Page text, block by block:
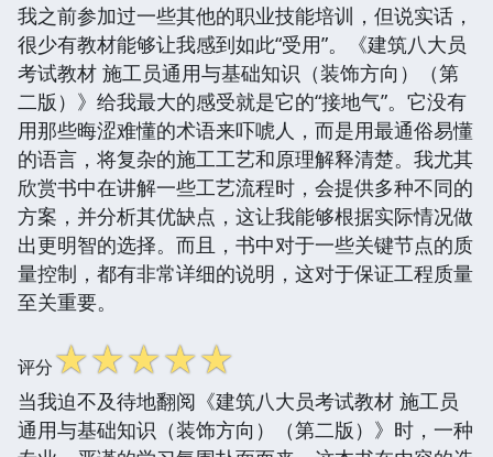
我之前参加过一些其他的职业技能培训，但说实话，
很少有教材能够让我感到如此“受用”。《建筑八大员
考试教材 施工员通用与基础知识（装饰方向）（第
二版）》给我最大的感受就是它的“接地气”。它没有
用那些晦涩难懂的术语来吓唬人，而是用最通俗易懂
的语言，将复杂的施工工艺和原理解释清楚。我尤其
欣赏书中在讲解一些工艺流程时，会提供多种不同的
方案，并分析其优缺点，这让我能够根据实际情况做
出更明智的选择。而且，书中对于一些关键节点的质
量控制，都有非常详细的说明，这对于保证工程质量
至关重要。
评分☆☆☆☆☆
当我迫不及待地翻阅《建筑八大员考试教材 施工员
通用与基础知识（装饰方向）（第二版）》时，一种